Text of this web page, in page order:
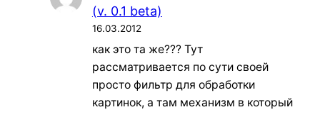
(v. 0.1 beta)
16.03.2012
как это та же??? Тут
рассматривается по сути своей
просто фильтр для обработки
картинок, а там механизм в который